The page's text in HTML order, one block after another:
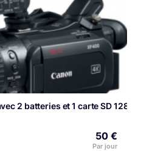
2 batteries et 1 carte SD 128 gigas
50 €
Par jour